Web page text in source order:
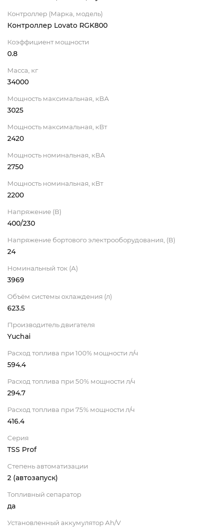
Контроллер (Марка, модель)
Контроллер Lovato RGK800
Коэффициент мощности
0.8
Масса, кг
34000
Мощность максимальная, кВА
3025
Мощность максимальная, кВт
2420
Мощность номинальная, кВА
2750
Мощность номинальная, кВт
2200
Напряжение (В)
400/230
Напряжение бортового электрооборудования, (В)
24
Номинальный ток (А)
3969
Объём системы охлаждения (л)
623.5
Производитель двигателя
Yuchai
Расход топлива при 100% мощности л/ч
594.4
Расход топлива при 50% мощности л/ч
294.7
Расход топлива при 75% мощности л/ч
416.4
Серия
TSS Prof
Степень автоматизации
2 (автозапуск)
Топливный сепаратор
да
Установленный аккумулятор Ah/V